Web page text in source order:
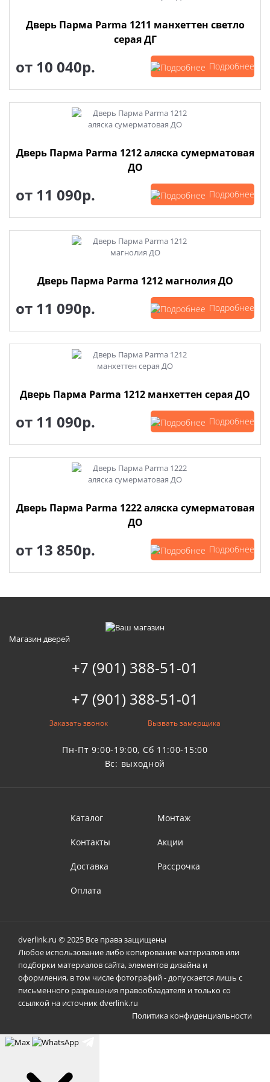
Дверь Парма Parma 1211 манхеттен светло
серая ДГ
от 10 040р. Подробнее
Дверь Парма Parma 1212 аляска сумерматовая
ДО
от 11 090р. Подробнее
Дверь Парма Parma 1212 магнолия ДО
от 11 090р. Подробнее
Дверь Парма Parma 1212 манхеттен серая ДО
от 11 090р. Подробнее
Дверь Парма Parma 1222 аляска сумерматовая
ДО
от 13 850р. Подробнее
Магазин дверей
+7 (901) 388-51-01
+7 (901) 388-51-01
Заказать звонок Вызвать замерщика
Пн-Пт 9:00-19:00, Сб 11:00-15:00
Вс: выходной
Каталог
Контакты
Доставка
Оплата
Монтаж
Акции
Рассрочка
dverlink.ru © 2025 Все права защищены
Любое использование либо копирование материалов или
подборки материалов сайта, элементов дизайна и
оформления, в том числе фотографий - допускается лишь с
письменного разрешения правообладателя и только со
ссылкой на источник dverlink.ru
Политика конфиденциальности